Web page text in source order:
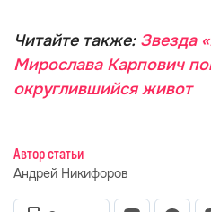
Читайте также: Звезда
Мирослава Карпович
округлившийся живот
Автор статьи
Андрей Никифоров